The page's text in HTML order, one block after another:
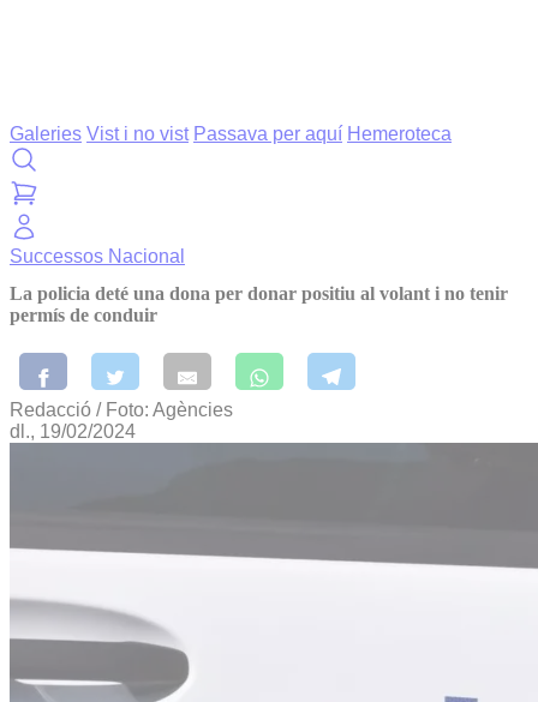
Galeries Vist i no vist Passava per aquí Hemeroteca
Successos Nacional
La policia deté una dona per donar positiu al volant i no tenir
permís de conduir
Redacció / Foto: Agències
dl., 19/02/2024